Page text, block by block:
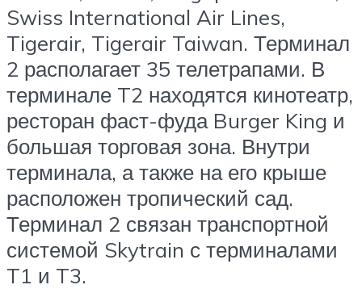
Swiss International Air Lines,
Tigerair, Tigerair Taiwan. Терминал
2 располагает 35 телетрапами. В
терминале T2 находятся кинотеатр,
ресторан фаст-фуда Burger King и
большая торговая зона. Внутри
терминала, а также на его крыше
расположен тропический сад.
Терминал 2 связан транспортной
системой Skytrain с терминалами
T1 и T3.